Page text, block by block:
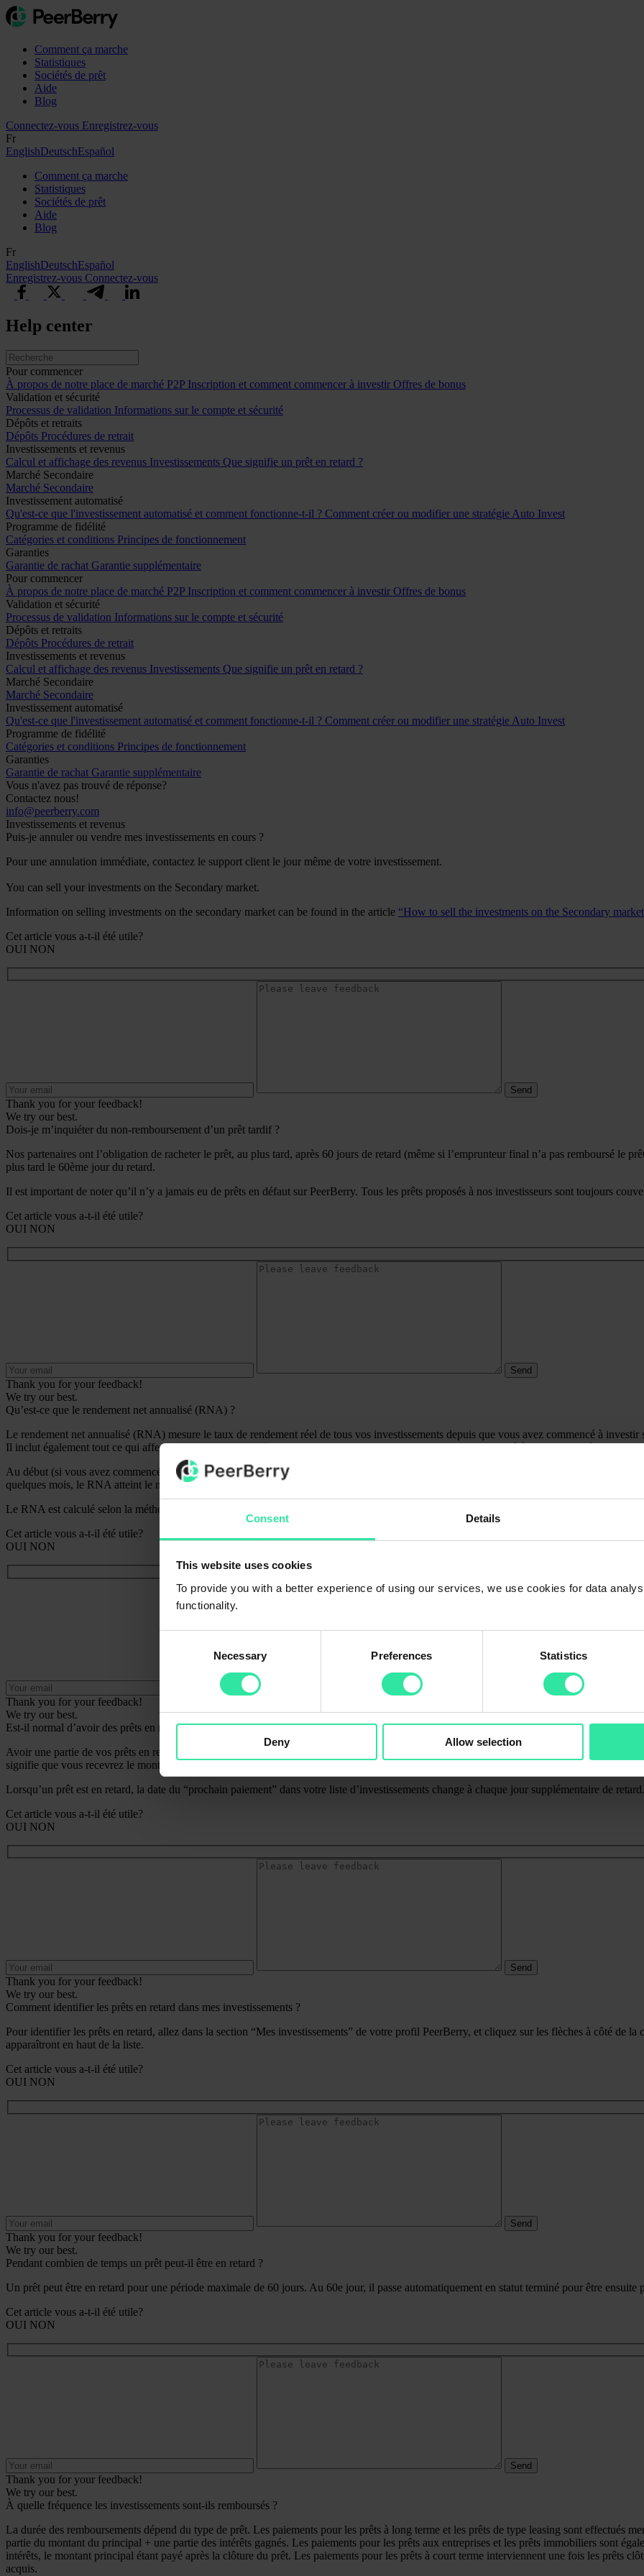
Consent Details
This website uses cookies
To provide you with a better experience of using our services, we use cookies for data
functionality.
Necessary Preferences Statistics
Deny Allow selection
Comment ça marche
Statistiques
Sociétés de prêt
Aide
Blog
Connectez-vous Enregistrez-vous
Fr
EnglishDeutschEspañol
Comment ça marche
Statistiques
Sociétés de prêt
Aide
Blog
Fr
EnglishDeutschEspañol
Enregistrez-vous Connectez-vous
Help center
Pour commencer
À propos de notre place de marché P2P Inscription et comment commencer à investir Offres de bonus
Validation et sécurité
Processus de validation Informations sur le compte et sécurité
Dépôts et retraits
Dépôts Procédures de retrait
Investissements et revenus
Calcul et affichage des revenus Investissements Que signifie un prêt en retard ?
Marché Secondaire
Marché Secondaire
Investissement automatisé
Qu'est-ce que l'investissement automatisé et comment fonctionne-t-il ? Comment créer ou modifier une stratégie Auto Invest
Programme de fidélité
Catégories et conditions Principes de fonctionnement
Garanties
Garantie de rachat Garantie supplémentaire
Pour commencer
À propos de notre place de marché P2P Inscription et comment commencer à investir Offres de bonus
Validation et sécurité
Processus de validation Informations sur le compte et sécurité
Dépôts et retraits
Dépôts Procédures de retrait
Investissements et revenus
Calcul et affichage des revenus Investissements Que signifie un prêt en retard ?
Marché Secondaire
Marché Secondaire
Investissement automatisé
Qu'est-ce que l'investissement automatisé et comment fonctionne-t-il ? Comment créer ou modifier une stratégie Auto Invest
Programme de fidélité
Catégories et conditions Principes de fonctionnement
Garanties
Garantie de rachat Garantie supplémentaire
Vous n'avez pas trouvé de réponse?
Contactez nous!
info@peerberry.com
Investissements et revenus
Puis-je annuler ou vendre mes investissements en cours ?
Pour une annulation immédiate, contactez le support client le jour même de votre investissement.
You can sell your investments on the Secondary market.
Information on selling investments on the secondary market can be found in the article “How to sell the investments on the Secondary
Cet article vous a-t-il été utile?
OUI NON
Thank you for your feedback!
We try our best.
Dois-je m’inquiéter du non-remboursement d’un prêt tardif ?
Nos partenaires ont l’obligation de racheter le prêt, au plus tard, après 60 jours de retard (même si l’emprunteur final n’a pas remboursé le
plus tard le 60ème jour du retard.
Il est important de noter qu’il n’y a jamais eu de prêts en défaut sur PeerBerry. Tous les prêts proposés à nos investisseurs sont toujours
Cet article vous a-t-il été utile?
OUI NON
Thank you for your feedback!
We try our best.
Qu’est-ce que le rendement net annualisé (RNA) ?
Le rendement net annualisé (RNA) mesure le taux de rendement réel de tous vos investissements depuis que vous avez commencé à
Il inclut également tout ce qui affecte votre rendement, comme les retards et les bonus, ainsi que la valeur des intérêts comptabilisés mais non
Au début (si vous avez commencé à investir récemment), le RNA est plus ou moins élevé (en fonction du montant investi), car la valeur des
quelques mois, le RNA atteint le niveau normal et est affiché correctement.
Le RNA est calculé selon la méthode de calcul du XIRR (taux de rendement interne étendu). Vous trouverez plus d’informations sur le
Cet article vous a-t-il été utile?
OUI NON
Thank you for your feedback!
We try our best.
Est-il normal d’avoir des prêts en retard ?
Avoir une partie de vos prêts en retard est normal sur l’ensemble du marché du prêt P2P, en particulier pour les prêts à court terme. Les
signifie que vous recevrez le montant principal + les intérêts acquis pour la période complète du terme initial et du retard.
Lorsqu’un prêt est en retard, la date du “prochain paiement” dans votre liste d’investissements change à chaque jour supplémentaire de retard.
Cet article vous a-t-il été utile?
OUI NON
Thank you for your feedback!
We try our best.
Comment identifier les prêts en retard dans mes investissements ?
Pour identifier les prêts en retard, allez dans la section “Mes investissements” de votre profil PeerBerry, et cliquez sur les flèches à côté de
apparaîtront en haut de la liste.
Cet article vous a-t-il été utile?
OUI NON
Thank you for your feedback!
We try our best.
Pendant combien de temps un prêt peut-il être en retard ?
Un prêt peut être en retard pour une période maximale de 60 jours. Au 60e jour, il passe automatiquement en statut terminé pour être ensuite
Cet article vous a-t-il été utile?
OUI NON
Thank you for your feedback!
We try our best.
À quelle fréquence les investissements sont-ils remboursés ?
La durée des remboursements dépend du type de prêt. Les paiements pour les prêts à long terme et les prêts de type leasing sont effectués
partie du montant du principal + une partie des intérêts gagnés. Les paiements pour les prêts aux entreprises et les prêts immobiliers sont
intérêts, le montant principal étant payé après la clôture du prêt. Les paiements pour les prêts à court terme interviennent une fois les prêts
acquis.